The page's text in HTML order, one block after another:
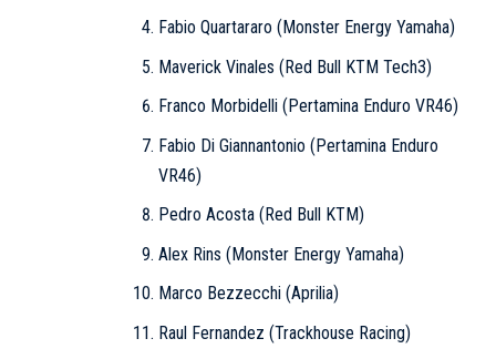
Fabio Quartararo (Monster Energy Yamaha)
Maverick Vinales (Red Bull KTM Tech3)
Franco Morbidelli (Pertamina Enduro VR46)
Fabio Di Giannantonio (Pertamina Enduro
VR46)
Pedro Acosta (Red Bull KTM)
Alex Rins (Monster Energy Yamaha)
Marco Bezzecchi (Aprilia)
Raul Fernandez (Trackhouse Racing)